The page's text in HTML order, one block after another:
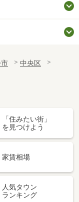
中央区
「住みたい街」
を見つけよう
家賃相場
人気タウン
ランキング